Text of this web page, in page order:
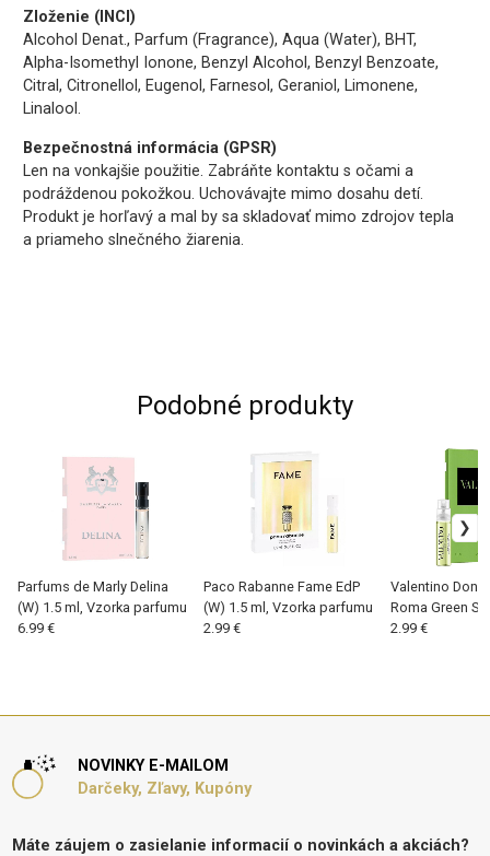
Zloženie (INCI)
Alcohol Denat., Parfum (Fragrance), Aqua (Water), BHT,
Alpha-Isomethyl Ionone, Benzyl Alcohol, Benzyl Benzoate,
Citral, Citronellol, Eugenol, Farnesol, Geraniol, Limonene,
Linalool.
Bezpečnostná informácia (GPSR)
Len na vonkajšie použitie. Zabráňte kontaktu s očami a
podráždenou pokožkou. Uchovávajte mimo dosahu detí.
Produkt je horľavý a mal by sa skladovať mimo zdrojov tepla
a priameho slnečného žiarenia.
Podobné produkty
Parfums de Marly Delina
(W) 1.5 ml, Vzorka parfumu
6.99 €
Paco Rabanne Fame EdP
(W) 1.5 ml, Vzorka parfumu
2.99 €
Valentino
Roma Green
(W) 1.2 ml ,
2.99 €
NOVINKY E-MAILOM
Darčeky, Zľavy, Kupóny
Máte záujem o zasielanie informacií o novinkách a akciách?